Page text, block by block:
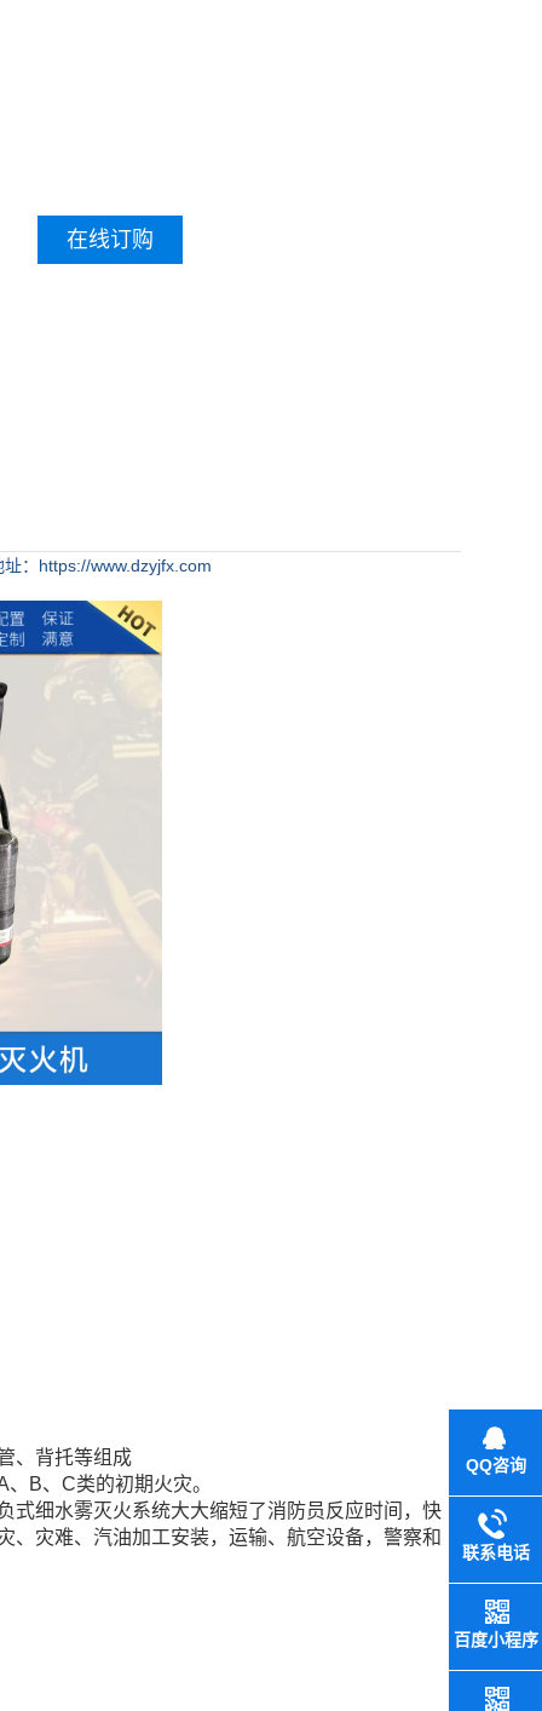
在线订购
址：https://www.dzyjfx.com
、背托等组成
B、C类的初期火灾。
细水雾灭火系统大大缩短了消防员反应时间，快
、灾难、汽油加工安装，运输、航空设备，警察和
QQ咨询
联系电话
百度小程序